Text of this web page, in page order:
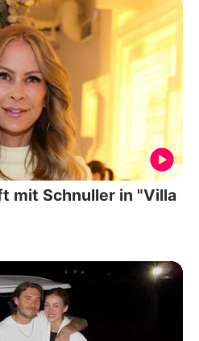
mit Schnuller in "Villa